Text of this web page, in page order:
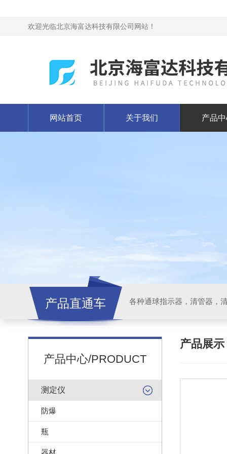
欢迎光临北京海富达科技有限公司网站！
网站首页 关于我们 产品
产品直通车 各种通球指示器，清管器，
产品中心/PRODUCT
测定仪
防爆
瓶
器材
产品展示